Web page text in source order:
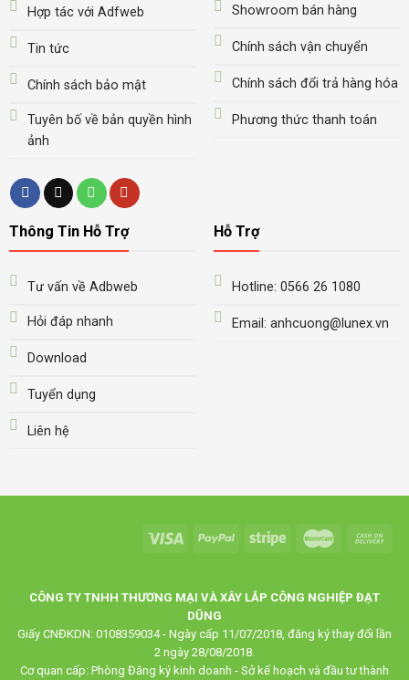
Hợp tác với Adfweb
Tin tức
Chính sách bảo mật
Tuyên bố về bản quyền hình
ảnh
Showroom bán hàng
Chính sách vận chuyển
Chính sách đổi trả hàng hóa
Phương thức thanh toán
Thông Tin Hỗ Trợ
Tư vấn về Adbweb
Hỏi đáp nhanh
Download
Tuyển dụng
Liên hệ
Hỗ Trợ
Hotline: 0566 26 1080
Email: anhcuong@lunex.vn
CÔNG TY TNHH THƯƠNG MẠI VÀ XÂY LẮP CÔNG NGHIỆP ĐẠT
DŨNG
Giấy CNĐKDN: 0108359034 - Ngày cấp 11/07/2018, đăng ký thay đổi lần
2 ngày 28/08/2018.
Cơ quan cấp: Phòng Đăng ký kinh doanh - Sở kế hoạch và đầu tư thành